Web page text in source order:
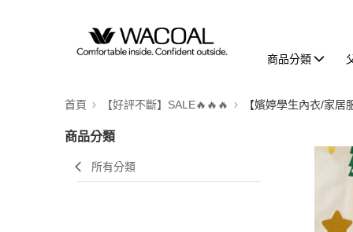
商品分類
首頁 【好評不斷】SALE🔥🔥🔥 【嬪婷學生內衣/家居
商品分類
所有分類